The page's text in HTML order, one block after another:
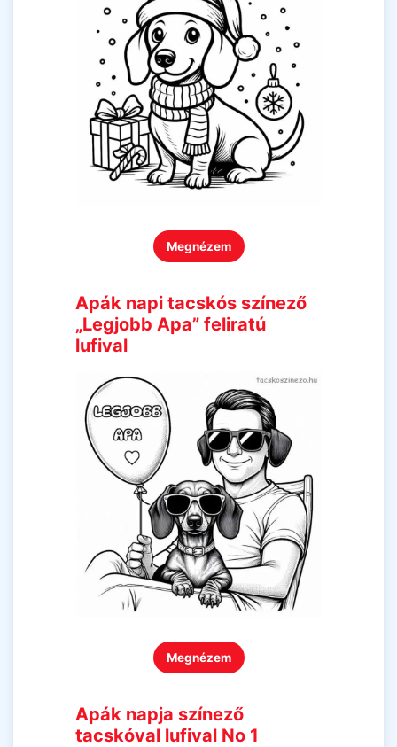
Megnézem
Apák napi tacskós színező
„Legjobb Apa” feliratú
lufival
Megnézem
Apák napja színező
tacskóval lufival No 1